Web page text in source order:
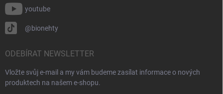
youtube
@bionehty
ODEBÍRAT NEWSLETTER
Vložte svůj e-mail a my vám budeme zasílat informace o nových
produktech na našem e-shopu.